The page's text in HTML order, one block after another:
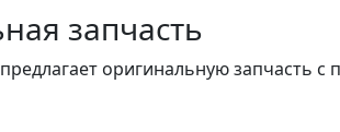
запчасть
оригинальную запчасть